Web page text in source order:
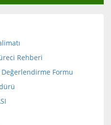
Rehberi
Değerlendirme Formu